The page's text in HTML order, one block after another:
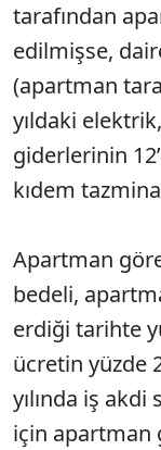
tarafından
edilmişse,
(apartman
yıldaki
giderlerinin
kıdem
Apartman
bedeli,
erdiği tarihte
ücretin yüzde
yılında iş
için apartman